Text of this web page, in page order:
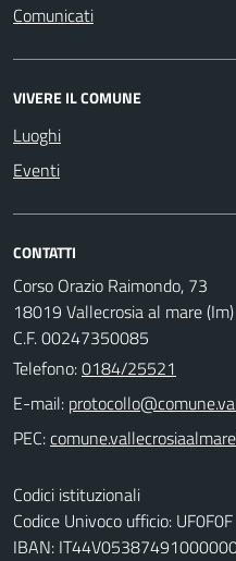
Comunicati
VIVERE IL COMUNE
Luoghi
Eventi
CONTATTI
Corso Orazio Raimondo, 73
18019 Vallecrosia al mare (Im)
C.F. 00247350085
Telefono:0184/25521
E-mail:
PEC:
Codici istituzionali
Codice Univoco ufficio: UF0F0F
IBAN: